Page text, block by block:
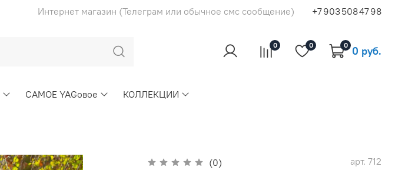
Интернет магазин (Телеграм или обычное смс сообщение) +7 903 508 47 98
0 0 0 0 руб.
САМОЕ YAGовое КОЛЛЕКЦИИ
(0) арт. 712